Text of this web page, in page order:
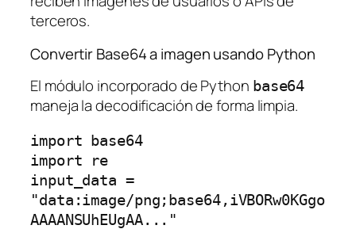
terceros.
Convertir Base64 a imagen usando Python
El módulo incorporado de Python base64
maneja la decodificación de forma limpia.
import base64
import re
input_data =
"data:image/png;base64,iVBORw0KGgo
AAAANSUhEUgAA..."